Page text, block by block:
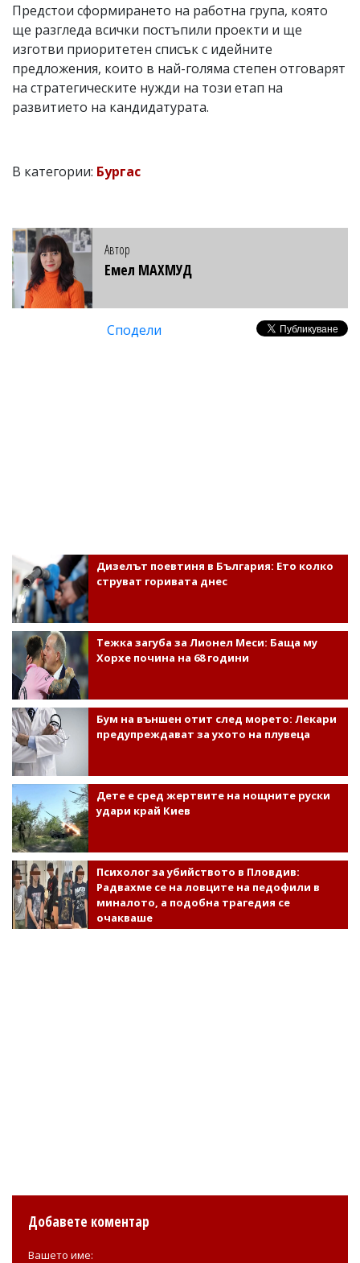
Предстои сформирането на работна група, която
ще разгледа всички постъпили проекти и ще
изготви приоритетен списък с идейните
предложения, които в най-голяма степен отговарят
на стратегическите нужди на този етап на
развитието на кандидатурата.
В категории: Бургас
Автор
Емел МАХМУД
Сподели
Дизелът поевтиня в България: Ето колко
струват горивата днес
Тежка загуба за Лионел Меси: Баща му
Хорхе почина на 68 години
Бум на външен отит след морето: Лекари
предупреждават за ухото на плувеца
Дете е сред жертвите на нощните руски
удари край Киев
Психолог за убийството в Пловдив:
Радвахме се на ловците на педофили в
миналото, а подобна трагедия се
очакваше
Добавете коментар
Вашето име: